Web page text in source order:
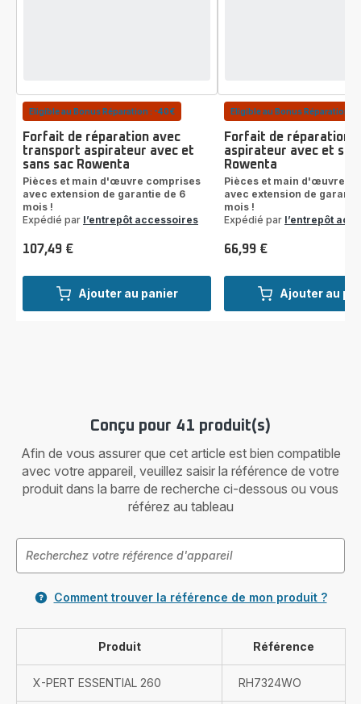
Ajouter au panier
Eligible au Bonus Réparation : -40€
Forfait de réparation avec
transport aspirateur avec et
sans sac Rowenta
Pièces et main d'œuvre comprises
avec extension de garantie de 6
mois !
Expédié par l’entrepôt accessoires
Prix
107,49 €
Ajouter au
Eligible au Bonus Réparation :
Forfait de réparation
aspirateur avec et
Rowenta
Pièces et main d'œuvre
avec extension de
mois !
Expédié par l’entrepôt
Prix
66,99 €
Conçu pour 41 produit(s)
Afin de vous assurer que cet article est bien compatible
avec votre appareil, veuillez saisir la référence de votre
produit dans la barre de recherche ci-dessous ou vous
référez au tableau
Comment trouver la référence de mon produit ?
Produit Référence
X-PERT ESSENTIAL 260 RH7324WO